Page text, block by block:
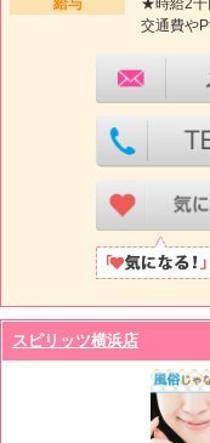
給与
★時給2千
交通費や
スピリッツ横浜店